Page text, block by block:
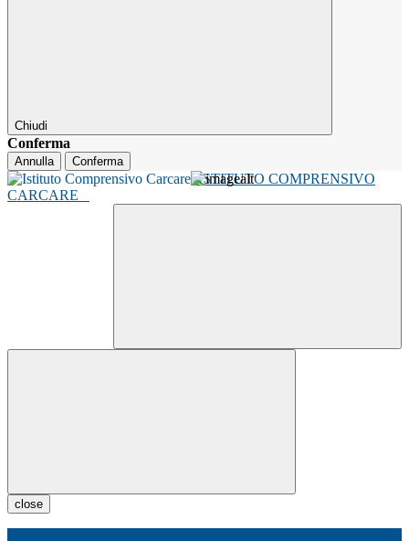
Chiudi
Conferma
Annulla Conferma
ISTITUTO COMPRENSIVO
CARCARE
close